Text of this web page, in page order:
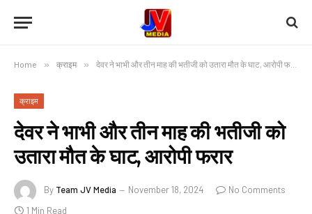
Home » क्राइम » देवर ने भाभी और तीन माह की भतीजी को उतारा मौत के घाट, आरोपी फरार
क्राइम
देवर ने भाभी और तीन माह की भतीजी को
उतारा मौत के घाट, आरोपी फरार
By Team JV Media November 18, 2024
No Comments
1 Min Read